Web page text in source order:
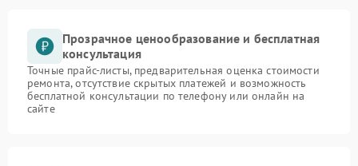
Прозрачное ценообразование и бесплатная
консультация
Точные прайс-листы, предварительная оценка стоимости
ремонта, отсутствие скрытых платежей и возможность
бесплатной консультации по телефону или онлайн на
сайте